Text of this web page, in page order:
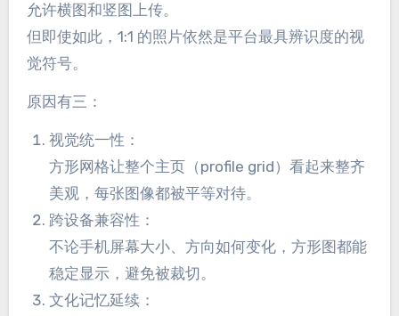
允许横图和竖图上传。
但即使如此，1:1 的照片依然是平台最具辨识度的视
觉符号。
原因有三：
视觉统一性：
方形网格让整个主页（profile grid）看起来整齐
美观，每张图像都被平等对待。
跨设备兼容性：
不论手机屏幕大小、方向如何变化，方形图都能
稳定显示，避免被裁切。
文化记忆延续：